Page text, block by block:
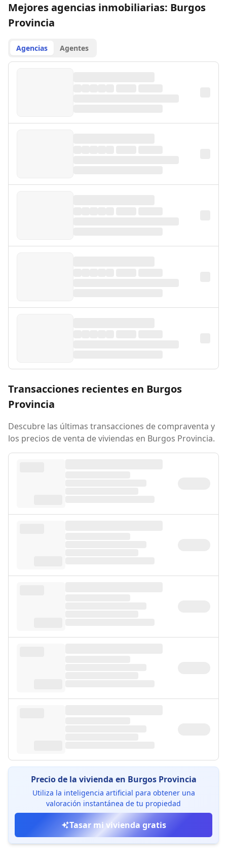
Mejores agencias inmobiliarias: Burgos
Provincia
Agencias Agentes
Transacciones recientes en Burgos
Provincia
Descubre las últimas transacciones de compraventa y
los precios de venta de viviendas en Burgos Provincia.
Precio de la vivienda en Burgos Provincia
Utiliza la inteligencia artificial para obtener una
valoración instantánea de tu propiedad
Tasar mi vivienda gratis